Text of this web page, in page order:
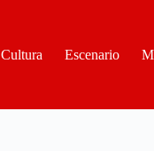
Cultura Escenario